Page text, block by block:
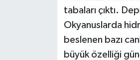
tabaları çıktı.
Okyanuslarda
beslenen bazı
büyük özelliği